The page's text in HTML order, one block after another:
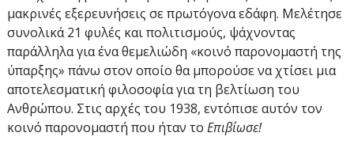
μακρινές εξερευνήσεις σε πρωτόγονα εδάφη. Μελέτησε
συνολικά 21 φυλές και πολιτισμούς, ψάχνοντας
παράλληλα για ένα θεμελιώδη «κοινό παρονομαστή της
ύπαρξης» πάνω στον οποίο θα μπορούσε να χτίσει μια
αποτελεσματική φιλοσοφία για τη βελτίωση του
Ανθρώπου. Στις αρχές του 1938, εντόπισε αυτόν τον
κοινό παρονομαστή που ήταν το Επιβίωσε!